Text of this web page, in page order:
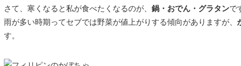
さて、寒くなると私が食べたくなるのが、 鍋・おでん・グラタンで
雨が多い時期ってセブでは野菜が値上がりする傾向がありますが、
す。